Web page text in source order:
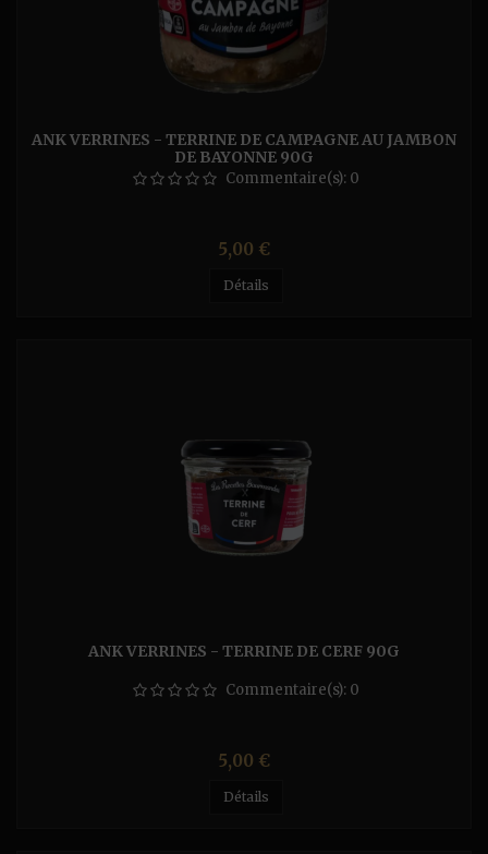
ANK VERRINES - TERRINE DE CAMPAGNE AU JAMBON
DE BAYONNE 90G
Commentaire(s): 0
Prix
5,00 €
Détails
ANK VERRINES - TERRINE DE CERF 90G
Commentaire(s): 0
Prix
5,00 €
Détails